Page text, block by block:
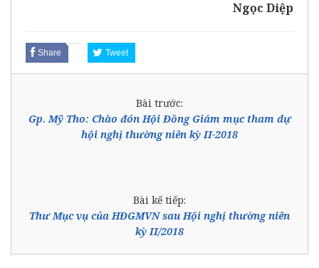
Ngọc Diệp
Share Tweet
Bài trước:
Gp. Mỹ Tho: Chào đón Hội Đồng Giám mục tham dự
hội nghị thường niên kỳ II-2018
Bài kế tiếp:
Thư Mục vụ của HĐGMVN sau Hội nghị thường niên
kỳ II/2018